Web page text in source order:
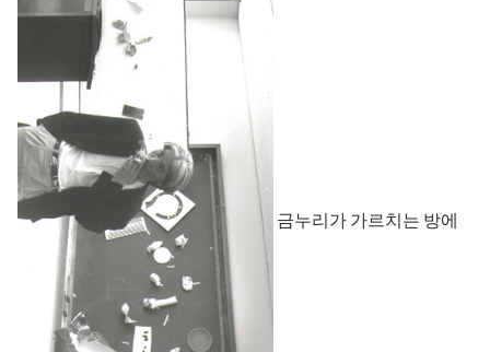
금누리가 가르치는 방에